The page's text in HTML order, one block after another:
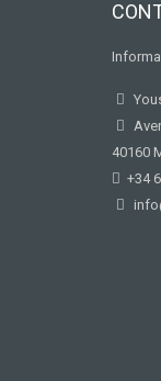
40160
+34